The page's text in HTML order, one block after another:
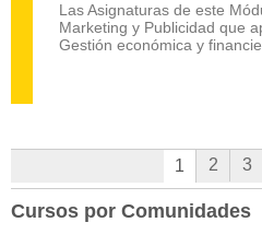
Las Asignaturas de este
Marketing y Publicidad que
Gestión económica y
1 2 3
Cursos por Comunidades